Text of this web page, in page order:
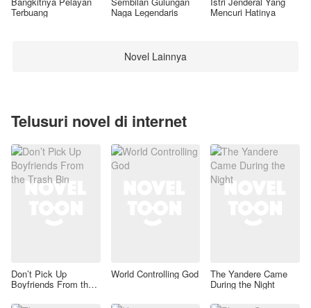
Terbuang Naga Legendaris Mencuri Hatinya
Novel Lainnya
Telusuri novel di internet
Don’t Pick Up
Boyfriends From the
World Controlling God The Yandere Came
During the Night